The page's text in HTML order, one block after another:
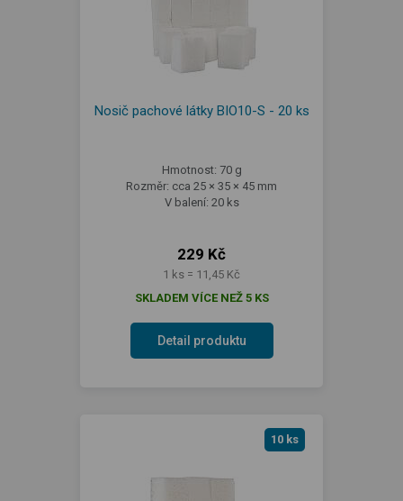
Nosič pachové látky BIO10-S - 20 ks
Hmotnost: 70 g
Rozměr: cca 25 × 35 × 45 mm
V balení: 20 ks
229 Kč
1 ks = 11,45 Kč
SKLADEM VÍCE NEŽ 5 KS
Detail produktu
10 ks